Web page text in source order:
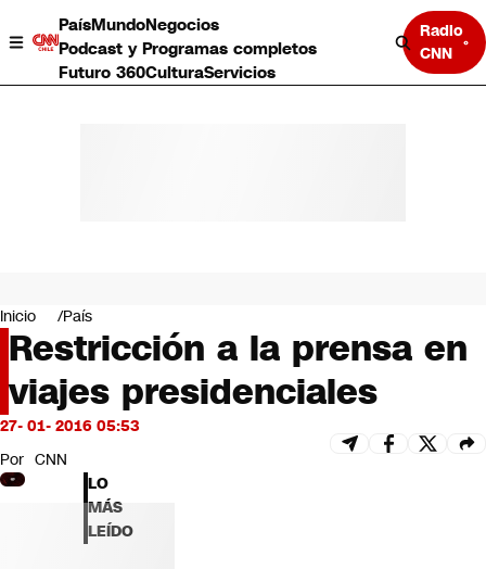
PaísMundoNegocios
Podcast y Programas completos
Futuro 360CulturaServicios
Radio
CNN
Negocios
Deportes
Programas completos
Cultura
Servicios
Bits
CNN Data
CNN tiempo
Futuro 360
Inicio País
Restricción a la prensa en
viajes presidenciales
27- 01- 2016 05:53
Por CNN
LO
MÁS
LEÍDO